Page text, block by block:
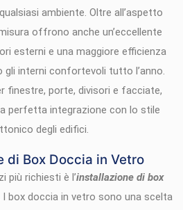
ambiente. Oltre all’aspetto
offrono anche un’eccellente
esterni e una maggiore efficienza
gli interni confortevoli tutto l’anno.
finestre, porte, divisori e facciate,
perfetta integrazione con lo stile
degli edifici.
di Box Doccia in Vetro
più richiesti è l’installazione di box
I box doccia in vetro sono una scelta